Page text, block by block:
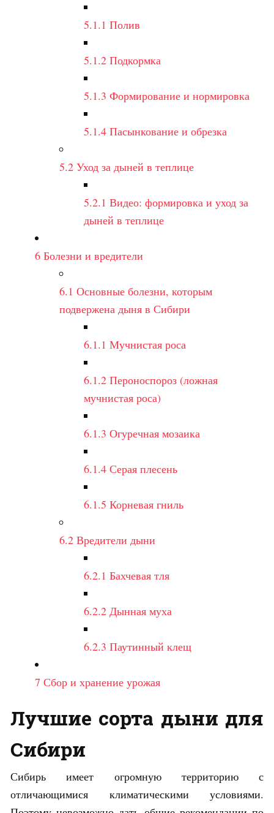
5.1.1 Полив
5.1.2 Подкормка
5.1.3 Формирование и нормировка
5.1.4 Пасынкование и обрезка
5.2 Уход за дыней в теплице
5.2.1 Видео: формировка и уход за
дыней в теплице
6 Болезни и вредители
6.1 Основные болезни, которым
подвержена дыня в Сибири
6.1.1 Мучнистая роса
6.1.2 Пероноспороз (ложная
мучнистая роса)
6.1.3 Огуречная мозаика
6.1.4 Серая плесень
6.1.5 Корневая гниль
6.2 Вредители дыни
6.2.1 Бахчевая тля
6.2.2 Дынная муха
6.2.3 Паутинный клещ
7 Сбор и хранение урожая
Лучшие сорта дыни для
Сибири
Сибирь имеет огромную территорию с
отличающимися климатическими условиями.